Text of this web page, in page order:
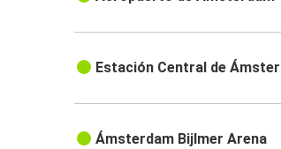
Estación Central de
Ámsterdam Bijlmer Arena